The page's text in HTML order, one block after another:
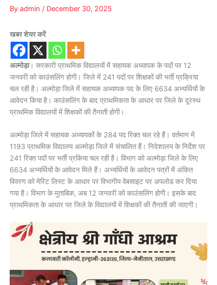
By admin / December 30, 2025
खबर शेयर करें
अल्मोड़ा। सरकारी प्राथमिक विद्यालयों में सहायक अध्यापक के पदों पर 12
जनवरी को काउंसलिंग होगी। जिले में 241 पदों पर शिक्षकों की भर्ती प्रक्रिया
चल रही है। अल्मोड़ा जिले में सहायक अध्यापक पद के लिए 6634 अभ्यर्थियों के
आवेदन किया है। काउंसलिंग के बाद प्राथमिकता के आधार पर जिले के दूरस्थ
प्राथमिक विद्यालयों में शिक्षकों की तैनाती होगी।
अल्मोड़ा जिले में सहायक अध्यापकों के 284 पद रिक्त चल रहे हैं। वर्तमान में
1193 प्राथमिक विद्यालय अल्मोड़ा जिले में संचालित हैं। निदेशालय के निर्देश पर
241 रिक्त पदों पर भर्ती प्रकिया चल रही है। विभाग को अल्मोड़ा जिले के लिए
6634 अभ्यर्थियों के आवेदन मिले हैं। अभ्यर्थियों के आवेदन पत्रों में अंकित
विवरण को मेरिट लिस्ट के आधार पर विभागीय वेबसाइट पर अपलोड कर दिया
गया है। विभाग के मुताबिक, अब 12 जनवरी को काउंसलिंग होगी। इसके बाद
प्राथमिकता के आधार पर जिले के विद्यालयों में शिक्षकों की तैनाती की जाएगी।